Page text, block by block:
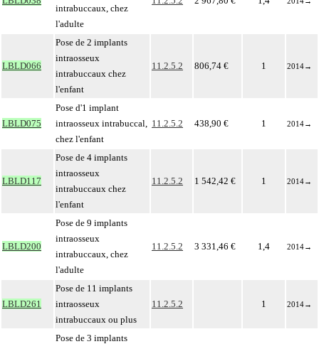
intrabuccaux, chez
l'adulte
LBLD066
Pose de 2 implants
intraosseux
intrabuccaux chez
l'enfant
11.2.5.2 806,74 € 1 2014→
LBLD075
Pose d'1 implant
intraosseux intrabuccal,
chez l'enfant
11.2.5.2 438,90 € 1 2014→
LBLD117
Pose de 4 implants
intraosseux
intrabuccaux chez
l'enfant
11.2.5.2 1 542,42 € 1 2014→
LBLD200
Pose de 9 implants
intraosseux
intrabuccaux, chez
l'adulte
11.2.5.2 3 331,46 € 1,4 2014→
LBLD261
Pose de 11 implants
intraosseux
intrabuccaux ou plus
11.2.5.2 1 2014→
Pose de 3 implants